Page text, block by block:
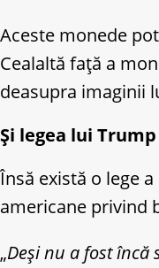
Aceste monede
Cealaltă față a
deasupra imaginii
Și legea lui Trump
Însă există o lege
americane privind
„Deși nu a fost